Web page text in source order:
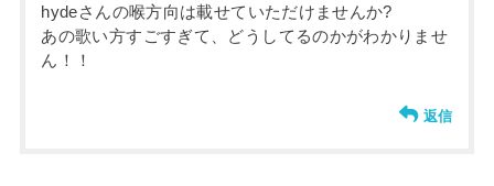
hydeさんの喉方向は載せていただけませんか?
あの歌い方すごすぎて、どうしてるのかがわかりませ
ん！！
返信